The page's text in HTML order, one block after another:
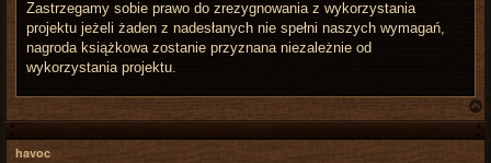
Zastrzegamy sobie prawo do zrezygnowania z wykorzystania
projektu jeżeli żaden z nadesłanych nie spełni naszych wymagań,
nagroda książkowa zostanie przyznana niezależnie od
wykorzystania projektu.
havoc